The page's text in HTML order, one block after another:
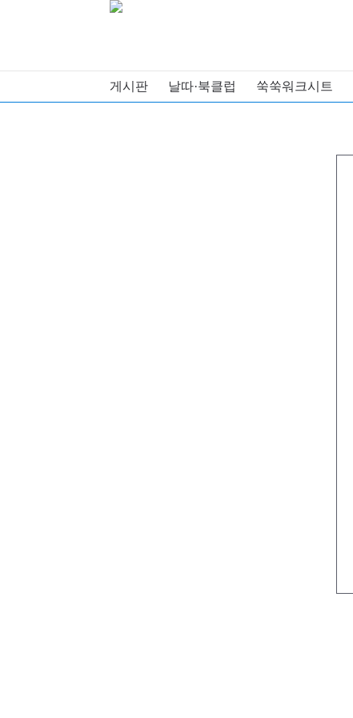
게시판 날따·북클럽 쑥쑥워크시트